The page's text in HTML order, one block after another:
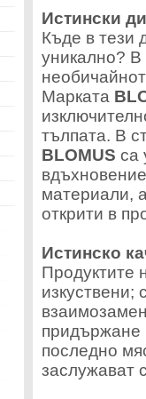
Истински
Къде в тези
уникално? В
Марката
тълпата. В
BLOMUS са
материали,
открити в
Истинско
Продуктите
придържане
последно
заслужават